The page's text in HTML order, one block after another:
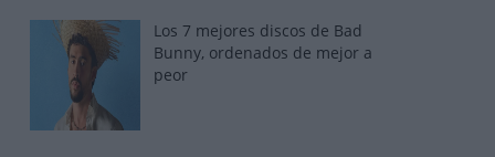
Los 7 mejores discos de Bad
Bunny, ordenados de mejor a
peor